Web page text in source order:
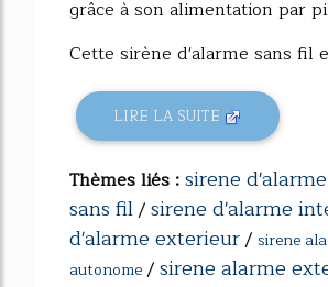
grâce à son alimentation par
Cette sirène d'alarme sans fil
LIRE LA SUITE
Thèmes liés :sirene
sans fil/sirene d'alarme
d'alarme exterieur/ sirene
autonome/sirene alarme